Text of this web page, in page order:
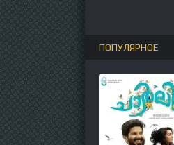
ПОПУЛЯРНОЕ